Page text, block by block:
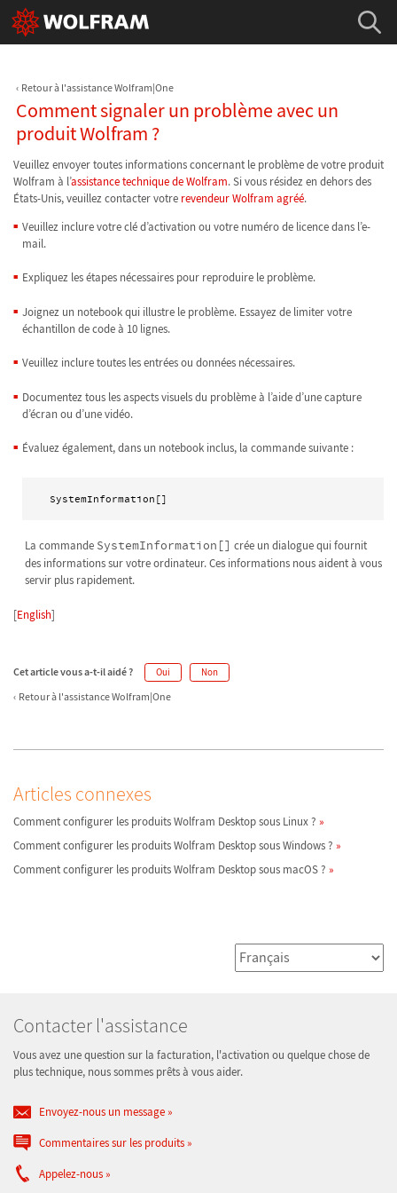
Retour à l'assistance Wolfram|One
Comment signaler un problème avec un
produit Wolfram ?
Veuillez envoyer toutes informations concernant le problème de votre produit
Wolfram à l’assistance technique de Wolfram. Si vous résidez en dehors des
États-Unis, veuillez contacter votre revendeur Wolfram agréé.
Veuillez inclure votre clé d’activation ou votre numéro de licence dans l’e-
mail.
Expliquez les étapes nécessaires pour reproduire le problème.
Joignez un notebook qui illustre le problème. Essayez de limiter votre
échantillon de code à 10 lignes.
Veuillez inclure toutes les entrées ou données nécessaires.
Documentez tous les aspects visuels du problème à l’aide d’une capture
d’écran ou d’une vidéo.
Évaluez également, dans un notebook inclus, la commande suivante :
SystemInformation[]
La commande SystemInformation[] crée un dialogue qui fournit
des informations sur votre ordinateur. Ces informations nous aident à vous
servir plus rapidement.
[English]
Cet article vous a-t-il aidé ? Oui Non
Retour à l'assistance Wolfram|One
Articles connexes
Comment configurer les produits Wolfram Desktop sous Linux ?
Comment configurer les produits Wolfram Desktop sous Windows ?
Comment configurer les produits Wolfram Desktop sous macOS ?
Contacter l'assistance
Vous avez une question sur la facturation, l'activation ou quelque chose de
plus technique, nous sommes prêts à vous aider.
Envoyez-nous un message
Commentaires sur les produits
Appelez-nous